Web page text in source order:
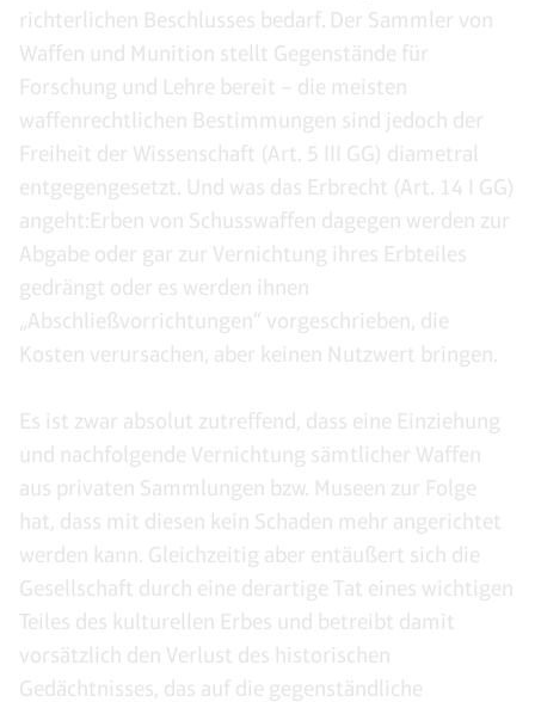
richterlichen Beschlusses bedarf. Der Sammler von
Waffen und Munition stellt Gegenstände für
Forschung und Lehre bereit – die meisten
waffenrechtlichen Bestimmungen sind jedoch der
Freiheit der Wissenschaft (Art. 5 III GG) diametral
entgegengesetzt. Und was das Erbrecht (Art. 14 I GG)
angeht:Erben von Schusswaffen dagegen werden zur
Abgabe oder gar zur Vernichtung ihres Erbteiles
gedrängt oder es werden ihnen
„Abschließvorrichtungen“ vorgeschrieben, die
Kosten verursachen, aber keinen Nutzwert bringen.
Es ist zwar absolut zutreffend, dass eine Einziehung
und nachfolgende Vernichtung sämtlicher Waffen
aus privaten Sammlungen bzw. Museen zur Folge
hat, dass mit diesen kein Schaden mehr angerichtet
werden kann. Gleichzeitig aber entäußert sich die
Gesellschaft durch eine derartige Tat eines wichtigen
Teiles des kulturellen Erbes und betreibt damit
vorsätzlich den Verlust des historischen
Gedächtnisses, das auf die gegenständliche